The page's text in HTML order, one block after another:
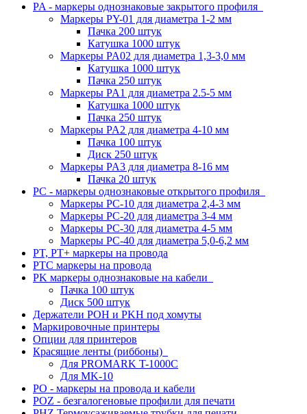
PA - маркеры однознаковые закрытого профиля
Маркеры PY-01 для диаметра 1-2 мм
Пачка 200 штук
Катушка 1000 штук
Маркеры PA02 для диаметра 1,3-3,0 мм
Катушка 1000 штук
Пачка 250 штук
Маркеры PA1 для диаметра 2.5-5 мм
Катушка 1000 штук
Пачка 250 штук
Маркеры PA2 для диаметра 4-10 мм
Пачка 100 штук
Диск 250 штук
Маркеры PA3 для диаметра 8-16 мм
Пачка 20 штук
PC - маркеры однознаковые открытого профиля
Маркеры PC-10 для диаметра 2,4-3 мм
Маркеры PC-20 для диаметра 3-4 мм
Маркеры PC-30 для диаметра 4-5 мм
Маркеры PC-40 для диаметра 5,0-6,2 мм
PT, PT+ маркеры на провода
PTC маркеры на провода
PK маркеры однознаковые на кабели
Пачка 100 штук
Диск 500 штук
Держатели POH и PKH под хомуты
Маркировочные принтеры
Опции для принтеров
Красящие ленты (риббоны)
Для PROMARK T-1000C
Для MK-10
PO - маркеры на провода и кабели
POZ - безгалогеновые профили для печати